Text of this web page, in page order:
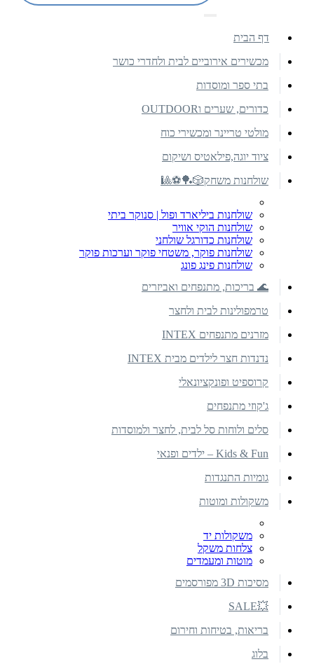
דף הבית
מכשירים אירוביים לבית ולחדרי כושר
בתי ספר ומוסדות
כדורים, שערים וOUTDOOR
מולטי טריינר ומכשירי כוח
ציוד יוגה,פילאטיס ושיקום
שולחנות משחק🎲🏓⚽🎱
שולחנות ביליארד ופול | סנוקר ביתי
שולחנות הוקי אוויר
שולחנות כדורגל שולחני
שולחנות פוקר, משטחי פוקר וערכות פוקר
שולחנות פינג פונג
🌊 בריכות, מתנפחים ואביזרים
טרמפולינות לבית ולחצר
מזרנים מתנפחים INTEX
נדנדות חצר לילדים מבית INTEX
קרוספיט ופונקציונאלי
ג'קוזי מתנפחים
סלים ולוחות סל לבית, לחצר ולמוסדות
Kids & Fun – ילדים ופנאי
גומיות התנגדות
משקולות ומוטות
משקולות יד
צלחות משקל
מוטות ומעמדים
מסיכות 3D מפורסמים
💥SALE
בריאות, בטיחות וחירום
בלוג